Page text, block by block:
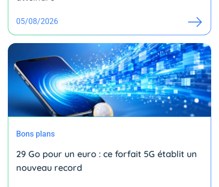
05/08/2026
Bons plans
29 Go pour un euro : ce forfait 5G établit un
nouveau record